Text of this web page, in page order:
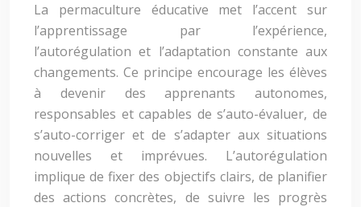
La permaculture éducative met l’accent sur
l’apprentissage par l’expérience,
l’autorégulation et l’adaptation constante aux
changements. Ce principe encourage les élèves
à devenir des apprenants autonomes,
responsables et capables de s’auto-évaluer, de
s’auto-corriger et de s’adapter aux situations
nouvelles et imprévues. L’autorégulation
implique de fixer des objectifs clairs, de planifier
des actions concrètes, de suivre les progrès